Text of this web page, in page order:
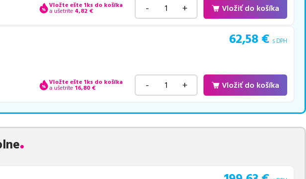
Vložte ešte 1ks do košíka
a ušetríte 4,82 € - + Vložiť do košíka
62,58 € s DPH
Vložte ešte 1ks do košíka
a ušetríte 16,80 € - + Vložiť do košíka